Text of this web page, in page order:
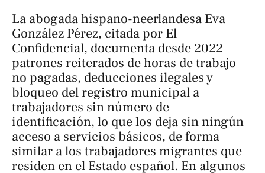
La abogada hispano-neerlandesa Eva
González Pérez, citada por El
Confidencial, documenta desde 2022
patrones reiterados de horas de trabajo
no pagadas, deducciones ilegales y
bloqueo del registro municipal a
trabajadores sin número de
identificación, lo que los deja sin ningún
acceso a servicios básicos, de forma
similar a los trabajadores migrantes que
residen en el Estado español. En algunos